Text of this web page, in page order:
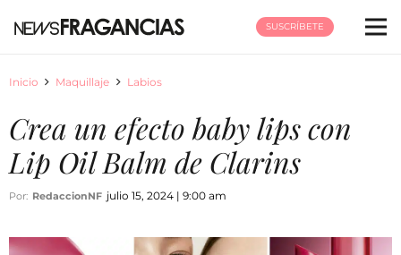
SUSCRÍBETE
Inicio Maquillaje Labios
Crea un efecto baby lips con
Lip Oil Balm de Clarins
Por: RedaccionNF julio 15, 2024 | 9:00 am